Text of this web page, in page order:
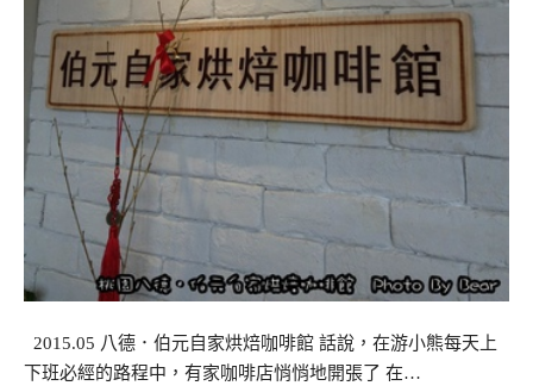
2015.05 八德．伯元自家烘焙咖啡館 話說，在游小熊每天上
下班必經的路程中，有家咖啡店悄悄地開張了 在…